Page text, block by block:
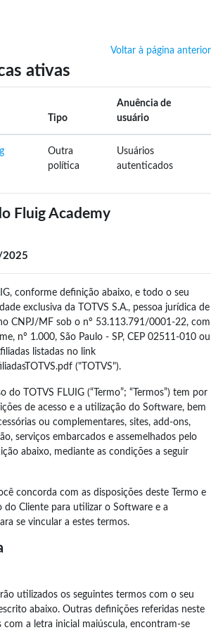
Voltar à página anterior
ativas
Tipo
Anuência de
usuário
Outra
política
Usuários
autenticados
Fluig Academy
2025
conforme definição abaixo, e todo o seu
exclusiva da TOTVS S.A., pessoa jurídica de
CNPJ/MF sob o nº 53.113.791/0001-22, com
nº 1.000, São Paulo - SP, CEP 02511-010 ou
listadas no link
("TOTVS").
do TOTVS FLUIG (“Termo”; “Termos”) tem por
de acesso e a utilização do Software, bem
ou complementares, sites, add-ons,
serviços embarcados e assemelhados pelo
abaixo, mediante as condições a seguir
concorda com as disposições deste Termo e
do Cliente para utilizar o Software e a
se vincular a estes termos.
utilizados os seguintes termos com o seu
abaixo. Outras definições referidas neste
com a letra inicial maiúscula, encontram-se